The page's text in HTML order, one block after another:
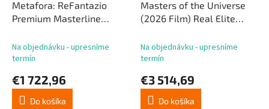
Metafora: ReFantazio
Premium Masterline
cm
Na objednávku - upresníme
termín
€1 722,96
Do košíka
Masters of the Universe
(2026 Film) Real Elite
Man DX Bonus Version 117
cm
Na objednávku - upresníme
termín
€3 514,69
Do košíka